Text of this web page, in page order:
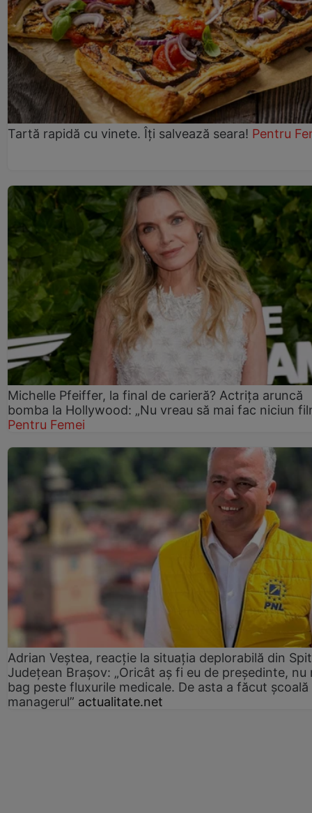
Tartă rapidă cu vinete. Îți salvează seara! Pentru
Michelle Pfeiffer, la final de carieră? Actrița aruncă
bomba la Hollywood: „Nu vreau să mai fac niciun
Pentru Femei
Adrian Veștea, reacție la situația deplorabilă din
Județean Brașov: „Oricât aș fi eu de președinte, nu
bag peste fluxurile medicale. De asta a făcut școală
managerul” actualitate.net